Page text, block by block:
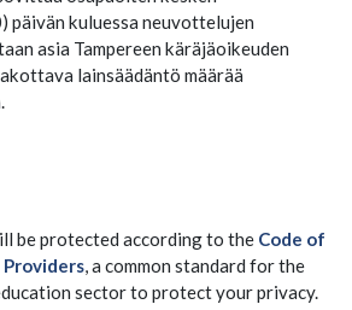
päivän kuluessa neuvottelujen
asia Tampereen käräjäoikeuden
lainsäädäntö määrää
be protected according to the Code of
, a common standard for the
sector to protect your privacy.